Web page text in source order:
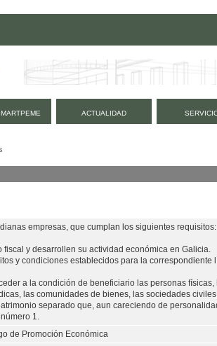
ACTUALIDAD
empresas, que cumplan los siguientes requisitos:
fiscal y desarrollen su actividad económica en Galicia.
y condiciones establecidos para la correspondiente
a la condición de beneficiario las personas
las comunidades de bienes, las sociedades
separado que, aun careciendo de
1.
de Promoción Económica